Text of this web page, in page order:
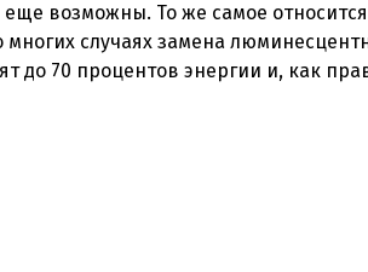
возможны. То же самое
случаях замена
до 70 процентов энергии и, как